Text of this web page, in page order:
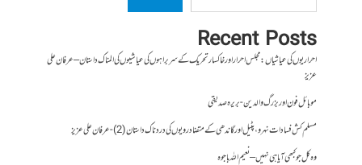
Recent Posts
احراریوں کی عیاشیاں : مجلس احرار اور خاکسار تحریک کے سربراہوں کی عیاشیوں کی المناک داستان – عرفان علی
عزیز
موبائل فون اور بزرگ والدین- بریرہ صدیقی
مسلم کش فسادات نہرو، پٹیل اور گاندھی کے متضاد رویوں کی درد ناک داستان (2)- عرفان علی عزیز
وہ کل جو کبھی آیا ہی نہیں – نعیم اللہ باجوہ